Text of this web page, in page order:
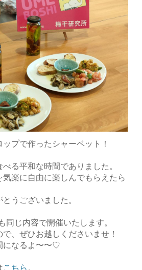
プで作ったシャーベット！
る平和な時間でありました。
楽に自由に楽しんでもらえたら
うございました。
同じ内容で開催いたします。
、ぜひお越しくださいませ！
になるよ〜〜♡
こちら 。